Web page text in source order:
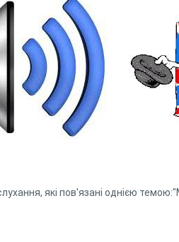
які пов'язані однією